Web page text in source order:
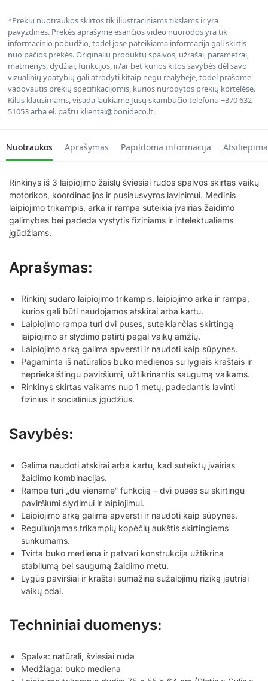
*Prekių nuotraukos skirtos tik iliustraciniams tikslams ir yra
pavyzdinės. Prekės aprašyme esančios video nuorodos yra tik
informacinio pobūdžio, todėl jose pateikiama informacija gali skirtis
nuo pačios prekės. Originalių produktų spalvos, užrašai, parametrai,
matmenys, dydžiai, funkcijos, ir/ar bet kurios kitos savybės dėl savo
vizualinių ypatybių gali atrodyti kitaip negu realybėje, todėl prašome
vadovautis prekių specifikacijomis, kurios nurodytos prekių kortelėse.
Kilus klausimams, visada laukiame Jūsų skambučio telefonu +370 632
51053 arba el. paštu klientai@bonideco.lt.
Nuotraukos Aprašymas Papildoma informacija
Rinkinys iš 3 laipiojimo žaislų šviesiai rudos spalvos skirtas vaikų
motorikos, koordinacijos ir pusiausvyros lavinimui. Medinis
laipiojimo trikampis, arka ir rampa suteikia įvairias žaidimo
galimybes bei padeda vystytis fiziniams ir intelektualiems
įgūdžiams.
Aprašymas:
Rinkinį sudaro laipiojimo trikampis, laipiojimo arka ir rampa,
kurios gali būti naudojamos atskirai arba kartu.
Laipiojimo rampa turi dvi puses, suteikiančias skirtingą
laipiojimo ar slydimo patirtį pagal vaikų amžių.
Laipiojimo arką galima apversti ir naudoti kaip sūpynes.
Pagaminta iš natūralios buko medienos su lygiais kraštais ir
nepriekaištingu paviršiumi, užtikrinantis saugumą vaikams.
Rinkinys skirtas vaikams nuo 1 metų, padedantis lavinti
fizinius ir socialinius įgūdžius.
Savybės:
Galima naudoti atskirai arba kartu, kad suteiktų įvairias
žaidimo kombinacijas.
Rampa turi „du viename“ funkciją – dvi pusės su skirtingu
paviršiumi slydimui ir laipiojimui.
Laipiojimo arką galima apversti ir naudoti kaip sūpynes.
Reguliuojamas trikampių kopėčių aukštis skirtingiems
sunkumams.
Tvirta buko mediena ir patvari konstrukcija užtikrina
stabilumą bei saugumą žaidimo metu.
Lygūs paviršiai ir kraštai sumažina sužalojimų riziką jautriai
vaikų odai.
Techniniai duomenys:
Spalva: natūrali, šviesiai ruda
Medžiaga: buko mediena